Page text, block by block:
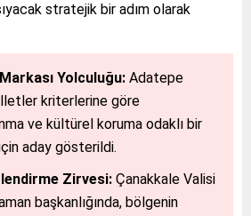
stratejik bir adım olarak
Yolculuğu: Adatepe
kriterlerine göre
ve kültürel koruma odaklı bir
aday gösterildi.
Zirvesi: Çanakkale Valisi
başkanlığında, bölgenin